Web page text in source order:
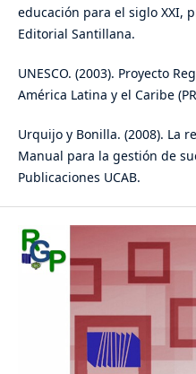
educación para el siglo XXI,
Editorial Santillana.
UNESCO. (2003). Proyecto
América Latina y el Caribe
Urquijo y Bonilla. (2008). La
Manual para la gestión de
Publicaciones UCAB.